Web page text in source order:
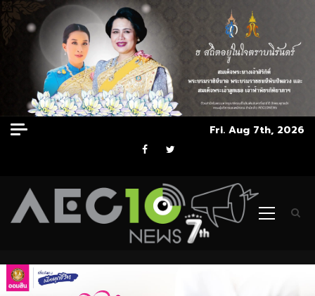
Skip
to
Fri. Aug 7th, 2026
Facebook
Twitter
Primary